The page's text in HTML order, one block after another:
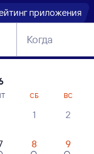
приложения
Когда
—
СБ ВС
1 2
8 9